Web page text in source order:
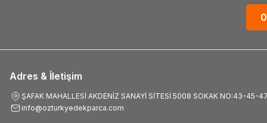
Adres & İletişim
ŞAFAK MAHALLESİ AKDENİZ SANAYİ SİTESİ 5008 SOKAK NO:43-45-
info@ozturkyedekparca.com